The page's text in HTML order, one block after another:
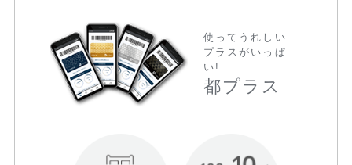
使ってうれしい
プラスがいっぱ
い!
都プラス